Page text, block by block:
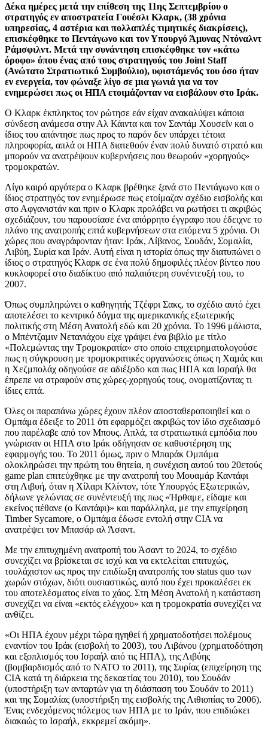
Δέκα ημέρες μετά την επίθεση της 11ης Σεπτεμβρίου ο
στρατηγός εν αποστρατεία Γουέσλι Κλαρκ, (38 χρόνια
υπηρεσίας, 4 αστέρια και πολλαπλές τιμητικές διακρίσεις),
επισκέφθηκε το Πεντάγωνο και τον Υπουργό Άμυνας Ντόναλντ
Ράμσφιλντ. Μετά την συνάντηση επισκέφθηκε τον «κάτω
όροφο» όπου ένας από τους στρατηγούς του Joint Staff
(Ανώτατο Στρατιωτικό Συμβούλιο), υφιστάμενός του όσο ήταν
εν ενεργεία, τον φώναξε λίγο σε μια γωνιά για να τον
ενημερώσει πως οι ΗΠΑ ετοιμάζονταν να εισβάλουν στο Ιράκ.
Ο Κλαρκ έκπληκτος τον ρώτησε εάν είχαν ανακαλύψει κάποια
σύνδεση ανάμεσα στην Αλ Κάιντα και τον Σαντάμ Χουσεΐν και ο
ίδιος του απάντησε πως προς το παρόν δεν υπάρχει τέτοια
πληροφορία, απλά οι ΗΠΑ διατεθούν έναν πολύ δυνατό στρατό και
μπορούν να ανατρέψουν κυβερνήσεις που θεωρούν «χορηγούς»
τρομοκρατών.
Λίγο καιρό αργότερα ο Κλαρκ βρέθηκε ξανά στο Πεντάγωνο και ο
ίδιος στρατηγός τον ενημέρωσε πως ετοίμαζαν σχέδιο εισβολής και
στο Αφγανιστάν και πριν ο Κλαρκ προλάβει να ρωτήσει τι ακριβώς
σχεδιάζουν, του παρουσίασε ένα απόρρητο έγγραφο που έδειχνε το
πλάνο της ανατροπής επτά κυβερνήσεων στα επόμενα 5 χρόνια. Οι
χώρες που αναγράφονταν ήταν: Ιράκ, Λίβανος, Σουδάν, Σομαλία,
Λιβύη, Συρία και Ιράν. Αυτή είναι η ιστορία όπως την διατυπώνει ο
ίδιος ο στρατηγός Κλαρκ σε ένα πολύ δημοφιλές πλέον βίντεο που
κυκλοφορεί στο διαδίκτυο από παλαιότερη συνέντευξή του, το
2007.
Όπως συμπληρώνει ο καθηγητής Τζέφρι Σακς, το σχέδιο αυτό έχει
αποτελέσει το κεντρικό δόγμα της αμερικανικής εξωτερικής
πολιτικής στη Μέση Ανατολή εδώ και 20 χρόνια. Το 1996 μάλιστα,
ο Μπέντζαμιν Νετανιάχου είχε γράψει ένα βιβλίο με τίτλο
«Πολεμώντας την Τρομοκρατία» στο οποίο επιχειρηματολογούσε
πως η σύγκρουση με τρομοκρατικές οργανώσεις όπως η Χαμάς και
η Χεζμπολάχ οδηγούσε σε αδιέξοδο και πως ΗΠΑ και Ισραήλ θα
έπρεπε να στραφούν στις χώρες-χορηγούς τους, ονοματίζοντας τι
ίδιες επτά.
Όλες οι παραπάνω χώρες έχουν πλέον αποσταθεροποιηθεί και ο
Ομπάμα έδειξε το 2011 ότι εφαρμόζει ακριβώς τον ίδιο σχεδιασμό
που παρέλαβε από τον Μπους. Απλά, τα στρατιωτικά εμπόδια που
γνώρισαν οι ΗΠΑ στο Ιράκ οδήγησαν σε καθυστέρηση της
εφαρμογής του. Το 2011 όμως, πριν ο Μπαράκ Ομπάμα
ολοκληρώσει την πρώτη του θητεία, η συνέχιση αυτού του 20ετούς
game plan επιτεύχθηκε με την ανατροπή του Μουαμάρ Καντάφι
στη Λιβυή, όταν η Χίλαρι Κλίντον, τότε Υπουργός Εξωτερικών,
δήλωνε γελώντας σε συνέντευξή της πως «Ήρθαμε, είδαμε και
εκείνος πέθανε (ο Καντάφι)» και παράλληλα, με την επιχείρηση
Timber Sycamore, ο Ομπάμα έδωσε εντολή στην CIA να
ανατρέψει τον Μπασάρ αλ Άσαντ.
Με την επιτυχημένη ανατροπή του Άσαντ το 2024, το σχέδιο
συνεχίζει να βρίσκεται σε ισχύ και να εκτελείται επιτυχώς,
τουλάχιστον ως προς την επιδίωξη ανατροπής του status quo των
χωρών στόχων, διότι ουσιαστικώς, αυτό που έχει προκαλέσει εκ
του αποτελέσματος είναι το χάος. Στη Μέση Ανατολή η κατάσταση
συνεχίζει να είναι «εκτός ελέγχου» και η τρομοκρατία συνεχίζει να
ανθίζει.
«Οι ΗΠΑ έχουν μέχρι τώρα ηγηθεί ή χρηματοδοτήσει πολέμους
εναντίον του Ιράκ (εισβολή το 2003), του Λιβάνου (χρηματοδότηση
και εξοπλισμός του Ισραήλ από τις ΗΠΑ), της Λιβύης
(βομβαρδισμός από το ΝΑΤΟ το 2011), της Συρίας (επιχείρηση της
CIA κατά τη διάρκεια της δεκαετίας του 2010), του Σουδάν
(υποστήριξη των ανταρτών για τη διάσπαση του Σουδάν το 2011)
και της Σομαλίας (υποστήριξη της εισβολής της Αιθιοπίας το 2006).
Ένας ενδεχόμενος πόλεμος των ΗΠΑ με το Ιράν, που επιδιώκει
διακαώς το Ισραήλ, εκκρεμεί ακόμη».